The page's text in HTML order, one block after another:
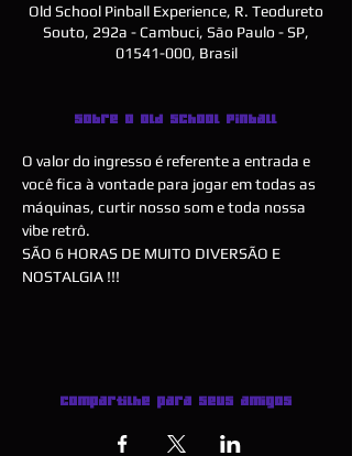
Old School Pinball Experience, R. Teodureto
Souto, 292a - Cambuci, São Paulo - SP,
01541-000, Brasil
Sobre o Old School Pinball
O valor do ingresso é referente a entrada e
você fica à vontade para jogar em todas as
máquinas, curtir nosso som e toda nossa
vibe retrô.
SÃO 6 HORAS DE MUITO DIVERSÃO E
NOSTALGIA !!!
Compartilhe para seus amigos